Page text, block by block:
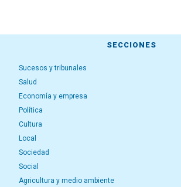
SECCIONES
Sucesos y tribunales
Salud
Economía y empresa
Política
Cultura
Local
Sociedad
Social
Agricultura y medio ambiente